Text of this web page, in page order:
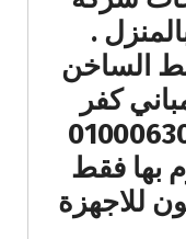
.
الساخن
كفر
– 01000630526
بها فقط
للاجهزة